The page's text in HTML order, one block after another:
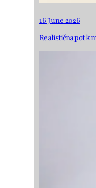
16 June 2026
Realistična pot k